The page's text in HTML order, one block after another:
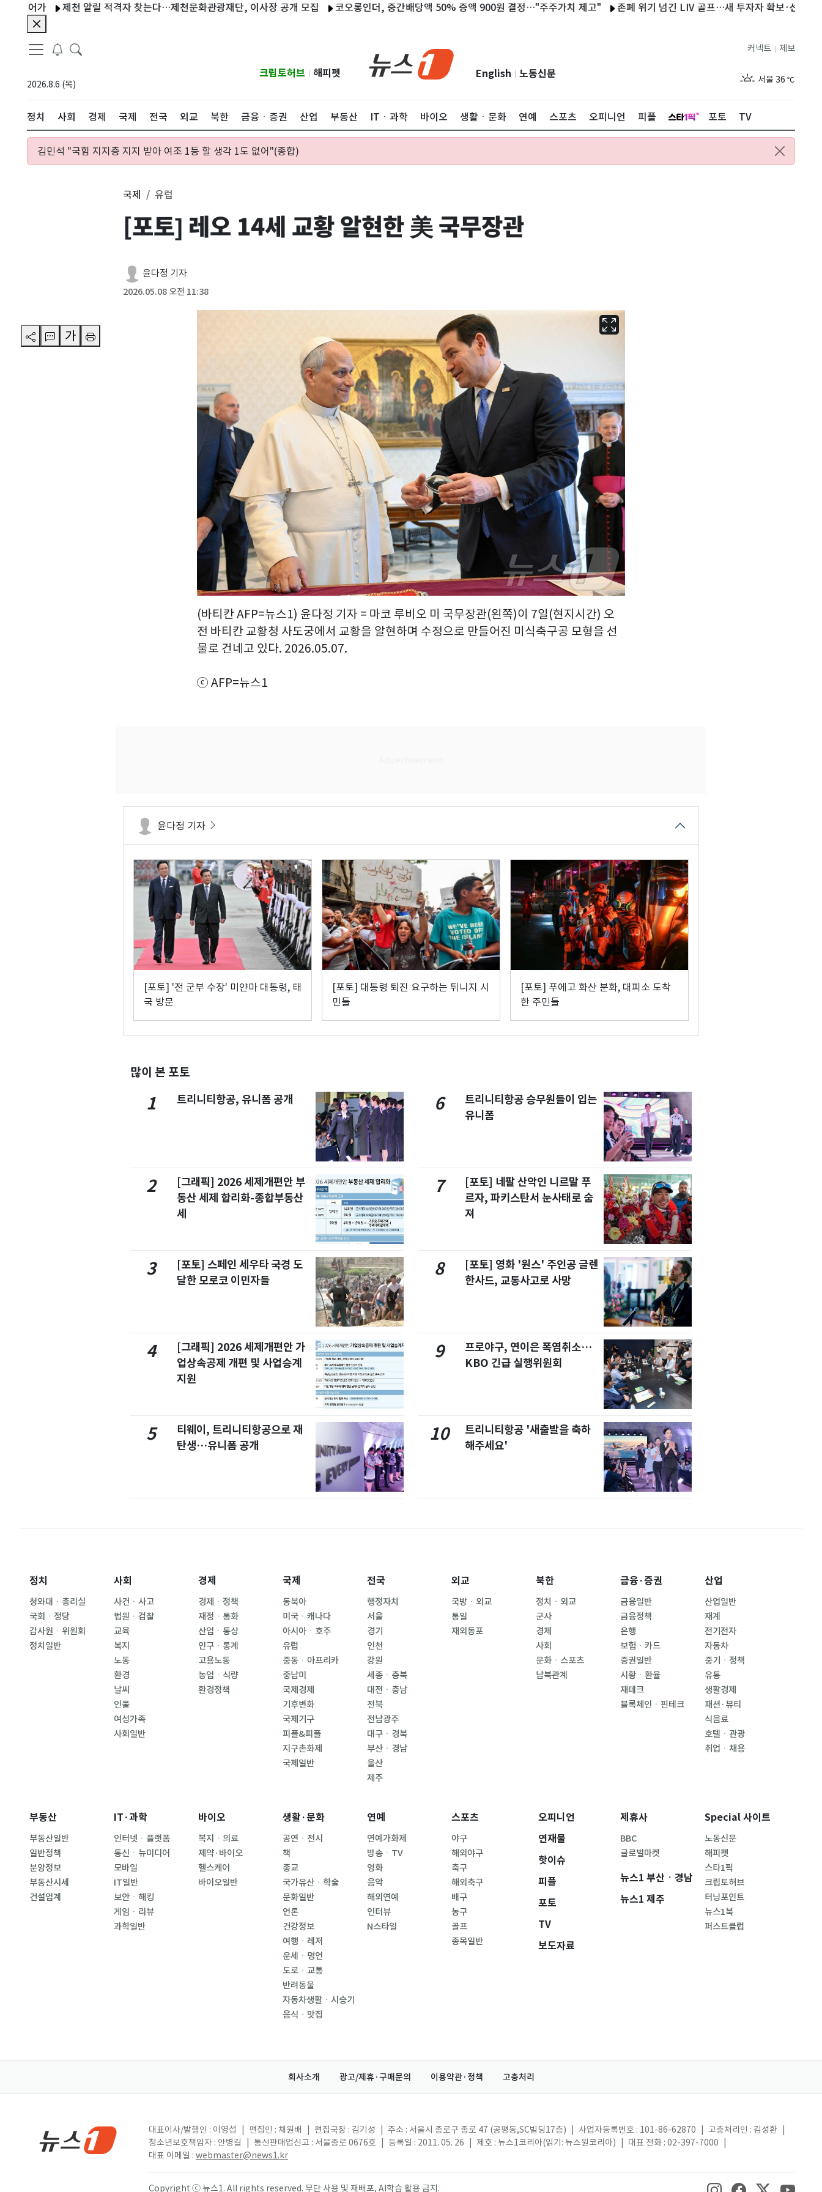
제천 알릴 적격자 찾는다…제천문화관광재단, 이사장 공개 모집 코오롱인더, 중간배당액 50% 증액 900원 결정…"주주가치 제고" 존폐 위기 넘긴 LIV 골프…새 투자자 확보·선수 지분 확대
2026.8.6 (목)
크립토허브 해피펫 English 노동신문
제보
커넥트
서울 36 ℃
35
정치 사회 경제 국제 전국 외교 북한 금융ㆍ증권 산업 부동산 ITㆍ과학 바이오 생활ㆍ문화 연예 스포츠 오피니언 피플 포토 TV
김민석 "국힘 지지층 지지 받아 여조 1등 할 생각 1도 없어"(종합)
가
국제 유럽
[포토] 레오 14세 교황 알현한 美 국무장관
윤다정 기자
2026.05.08 오전 11:38
(바티칸 AFP=뉴스1) 윤다정 기자 = 마코 루비오 미 국무장관(왼쪽)이 7일(현지시간) 오
전 바티칸 교황청 사도궁에서 교황을 알현하며 수정으로 만들어진 미식축구공 모형을 선
물로 건네고 있다. 2026.05.07.
ⓒ AFP=뉴스1
윤다정 기자
[포토] '전 군부 수장' 미얀마 대통령, 태
국 방문
[포토] 대통령 퇴진 요구하는 튀니지 시
민들
[포토] 푸에고 화산 분화, 대피소 도착
한 주민들
많이 본 포토
1 트리니티항공, 유니폼 공개
2
[그래픽] 2026 세제개편안 부
동산 세제 합리화-종합부동산
세
3
[포토] 스페인 세우타 국경 도
달한 모로코 이민자들
4
[그래픽] 2026 세제개편안 가
업상속공제 개편 및 사업승계
지원
5
티웨이, 트리니티항공으로 재
탄생…유니폼 공개
6
트리니티항공 승무원들이 입는
유니폼
7
[포토] 네팔 산악인 니르말 푸
르자, 파키스탄서 눈사태로 숨
져
8
[포토] 영화 '원스' 주인공 글렌
한사드, 교통사고로 사망
9
프로야구, 연이은 폭염취소…
KBO 긴급 실행위원회
10
트리니티항공 '새출발을 축하
해주세요'
정치
청와대ㆍ총리실
국회ㆍ정당
감사원ㆍ위원회
정치일반
사회
사건ㆍ사고
법원ㆍ검찰
교육
복지
노동
환경
날씨
인물
여성가족
사회일반
경제
경제ㆍ정책
재정ㆍ통화
산업ㆍ통상
인구ㆍ통계
고용노동
농업ㆍ식량
환경정책
국제
동북아
미국ㆍ캐나다
아시아ㆍ호주
유럽
중동ㆍ아프리카
중남미
국제경제
기후변화
국제기구
피플&피플
지구촌화제
국제일반
전국
행정자치
서울
경기
인천
강원
세종ㆍ충북
대전ㆍ충남
전북
전남광주
대구ㆍ경북
부산ㆍ경남
울산
제주
외교
국방ㆍ외교
통일
재외동포
북한
정치ㆍ외교
군사
경제
사회
문화ㆍ스포츠
남북관계
금융·증권
금융일반
금융정책
은행
보험ㆍ카드
증권일반
시황ㆍ환율
재테크
블록체인ㆍ핀테크
산업
산업일반
재계
전기전자
자동차
중기ㆍ정책
유통
생활경제
패션·뷰티
식음료
호텔ㆍ관광
취업ㆍ채용
부동산
부동산일반
일반정책
분양정보
부동산시세
건설업계
IT·과학
인터넷ㆍ플랫폼
통신ㆍ뉴미디어
모바일
IT일반
보안ㆍ해킹
게임ㆍ리뷰
과학일반
바이오
복지ㆍ의료
제약·바이오
헬스케어
바이오일반
생활·문화
공연ㆍ전시
책
종교
국가유산ㆍ학술
문화일반
언론
건강정보
여행ㆍ레저
운세ㆍ명언
도로ㆍ교통
반려동물
자동차생활ㆍ시승기
음식ㆍ맛집
연예
연예가화제
방송ㆍTV
영화
음악
해외연예
인터뷰
N스타일
스포츠
야구
해외야구
축구
해외축구
배구
농구
골프
종목일반
오피니언
연재물
핫이슈
피플
포토
TV
보도자료
제휴사
BBC
글로벌마켓
뉴스1 부산ㆍ경남
뉴스1 제주
Special 사이트
노동신문
해피펫
스타1픽
크립토허브
터닝포인트
뉴스1북
퍼스트클럽
회사소개 광고/제휴·구매문의 이용약관·정책 고충처리
대표이사/발행인 : 이영섭 편집인 : 채원배 편집국장 : 김기성 주소 : 서울시 종로구 종로 47 (공평동,SC빌딩17층) 사업자등록번호 : 101-86-62870 고충처리인 : 김성환
청소년보호책임자 : 안병길
통신판매업신고 : 서울종로 0676호 등록일 : 2011. 05. 26 제호 : 뉴스1코리아(읽기: 뉴스원코리아) 대표 전화 : 02-397-7000
대표 이메일 : webmaster@news1.kr
Copyright ⓒ 뉴스1. All rights reserved. 무단 사용 및 재배포, AI학습 활용 금지.